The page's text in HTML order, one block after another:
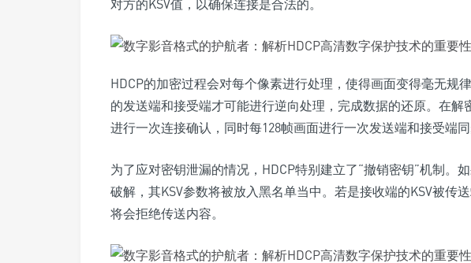
对方的KSV值，以确保连接是合法的。
HDCP的加密过程会对每个像素进行处理，使得画面变得毫无规
的发送端和接受端才可能进行逆向处理，完成数据的还原。在解
进行一次连接确认，同时每128帧画面进行一次发送端和接受端
为了应对密钥泄漏的情况，HDCP特别建立了“撤销密钥”机制。
破解，其KSV参数将被放入黑名单当中。若是接收端的KSV被传
将会拒绝传送内容。